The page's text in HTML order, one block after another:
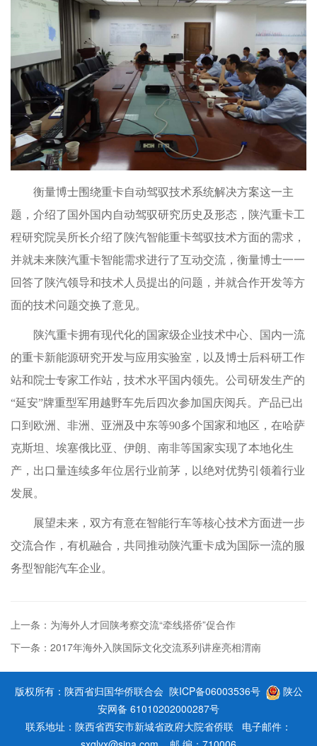
衡量博士围绕重卡自动驾驭技术系统解决方案这一主
题，介绍了国外国内自动驾驭研究历史及形态，陕汽重卡工
程研究院吴所长介绍了陕汽智能重卡驾驭技术方面的需求，
并就未来陕汽重卡智能需求进行了互动交流，衡量博士一一
回答了陕汽领导和技术人员提出的问题，并就合作开发等方
面的技术问题交换了意见。
陕汽重卡拥有现代化的国家级企业技术中心、国内一流
的重卡新能源研究开发与应用实验室，以及博士后科研工作
站和院士专家工作站，技术水平国内领先。公司研发生产的
“延安”牌重型军用越野车先后四次参加国庆阅兵。产品已出
口到欧洲、非洲、亚洲及中东等90多个国家和地区，在哈萨
克斯坦、埃塞俄比亚、伊朗、南非等国家实现了本地化生
产，出口量连续多年位居行业前茅，以绝对优势引领着行业
发展。
展望未来，双方有意在智能行车等核心技术方面进一步
交流合作，有机融合，共同推动陕汽重卡成为国际一流的服
务型智能汽车企业。
上一条：为海外人才回陕考察交流“牵线搭侨”促合作
下一条：2017年海外入陕国际文化交流系列讲座亮相渭南
版权所有：陕西省归国华侨联合会 陕ICP备06003536号
陕公
安网备 61010202000287号
联系地址：陕西省西安市新城省政府大院省侨联 电子邮件：